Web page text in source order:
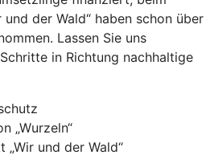
der Wald“ haben schon über
Lassen Sie uns
in Richtung nachhaltige
„Wurzeln“
und der Wald“